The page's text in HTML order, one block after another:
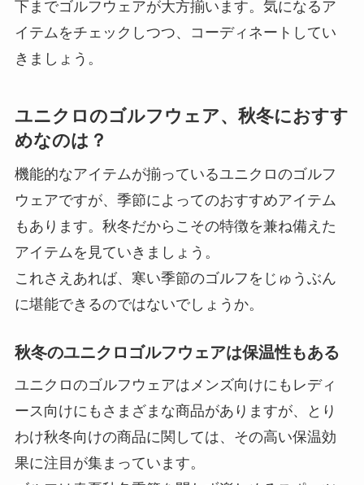
下までゴルフウェアが大方揃います。気になるア
イテムをチェックしつつ、コーディネートしてい
きましょう。
ユニクロのゴルフウェア、秋冬におすす
めなのは？
機能的なアイテムが揃っているユニクロのゴルフ
ウェアですが、季節によってのおすすめアイテム
もあります。秋冬だからこその特徴を兼ね備えた
アイテムを見ていきましょう。
これさえあれば、寒い季節のゴルフをじゅうぶん
に堪能できるのではないでしょうか。
秋冬のユニクロゴルフウェアは保温性もある
ユニクロのゴルフウェアはメンズ向けにもレディ
ース向けにもさまざまな商品がありますが、とり
わけ秋冬向けの商品に関しては、その高い保温効
果に注目が集まっています。